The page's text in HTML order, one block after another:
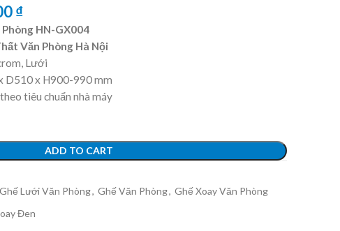
₫
HN-GX004
Văn Phòng Hà Nội
Lưới
D510 x H900-990 mm
tiêu chuẩn nhà máy
ADD TO CART
Ghế Lưới Văn Phòng, Ghế Văn Phòng, Ghế Xoay Văn Phòng
Đen